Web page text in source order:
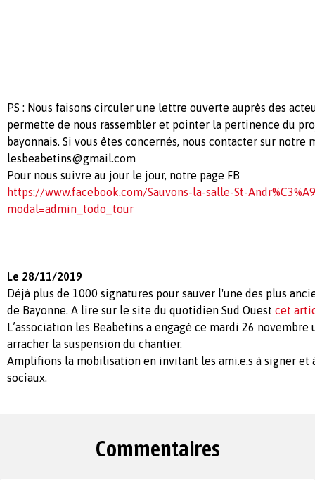
PS : Nous faisons circuler une lettre ouverte auprès des
permette de nous rassembler et pointer la pertinence du
bayonnais. Si vous êtes concernés, nous contacter sur notre
lesbeabetins@gmail.com
Pour nous suivre au jour le jour, notre page FB
https://www.facebook.com/Sauvons-la-salle-St-
modal=admin_todo_tour
Le 28/11/2019
Déjà plus de 1000 signatures pour sauver l'une des plus
de Bayonne. A lire sur le site du quotidien Sud Ouest cet
L’association les Beabetins a engagé ce mardi 26
arracher la suspension du chantier.
Amplifions la mobilisation en invitant les ami.e.s à signer et
sociaux.
Commentaires